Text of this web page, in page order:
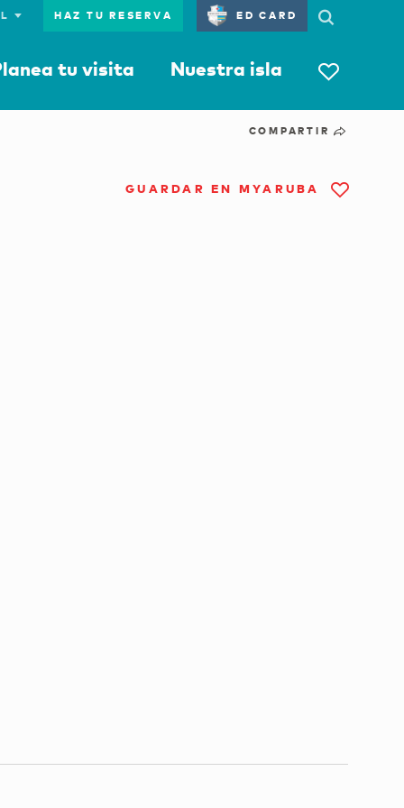
HAZ TU RESERVA ED CARD
tu visita Nuestra isla
COMPARTIR
GUARDAR EN MYARUBA